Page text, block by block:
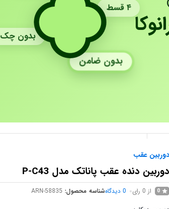
۴ قسط
بدون چک
بدون ضامن
دوربین عقب
دوربین دنده عقب پاناتک مدل P-C43
0 از 0 رای 0 دیدگاهشناسه محصول: ARN-58835